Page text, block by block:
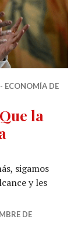
ECONOMÍA DE
la
sigamos
y les
de Francisco:
DE